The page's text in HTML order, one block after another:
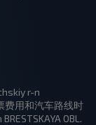
r-n
费用和汽车路线时
OBL.